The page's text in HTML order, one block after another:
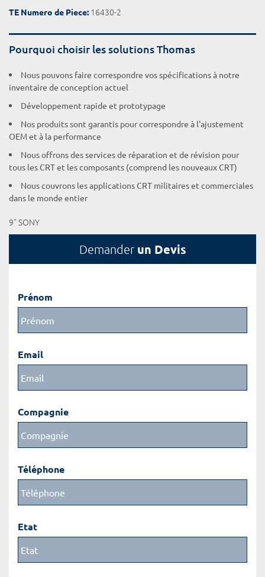
TE Numero de Piece: 16430-2
Pourquoi choisir les solutions Thomas
Nous pouvons faire correspondre vos spécifications à notre
inventaire de conception actuel
Développement rapide et prototypage
Nos produits sont garantis pour correspondre à l'ajustement
OEM et à la performance
Nous offrons des services de réparation et de révision pour
tous les CRT et les composants (comprend les nouveaux CRT)
Nous couvrons les applications CRT militaires et commerciales
dans le monde entier
9" SONY
Demander un Devis
Prénom
Email
Compagnie
Téléphone
Etat